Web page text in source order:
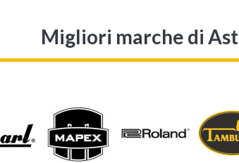
Migliori marche di